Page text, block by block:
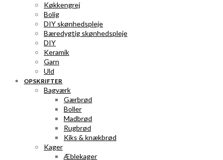
Køkkengrej
Bolig
DIY skønhedspleje
Bæredygtig skønhedspleje
DIY
Keramik
Garn
Uld
OPSKRIFTER
Bagværk
Gærbrød
Boller
Madbrød
Rugbrød
Kiks & knækbrød
Kager
Æblekager